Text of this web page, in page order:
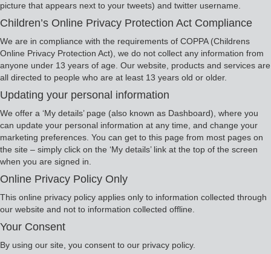
picture that appears next to your tweets) and twitter username.
Children’s Online Privacy Protection Act Compliance
We are in compliance with the requirements of COPPA (Childrens
Online Privacy Protection Act), we do not collect any information from
anyone under 13 years of age. Our website, products and services are
all directed to people who are at least 13 years old or older.
Updating your personal information
We offer a ‘My details’ page (also known as Dashboard), where you
can update your personal information at any time, and change your
marketing preferences. You can get to this page from most pages on
the site – simply click on the ‘My details’ link at the top of the screen
when you are signed in.
Online Privacy Policy Only
This online privacy policy applies only to information collected through
our website and not to information collected offline.
Your Consent
By using our site, you consent to our privacy policy.